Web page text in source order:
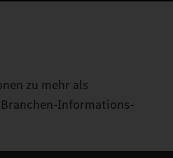
zu mehr als
Informations-